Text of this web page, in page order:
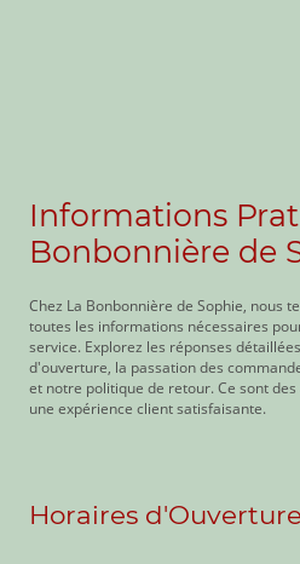
Informations
Bonbonnière de
Chez La Bonbonnière de Sophie, nous
toutes les informations nécessaires
service. Explorez les réponses
d'ouverture, la passation des
et notre politique de retour. Ce sont
une expérience client satisfaisante.
Horaires d'Ouverture